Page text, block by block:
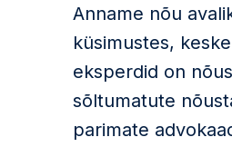
Anname nõu
küsimustes,
eksperdid on
sõltumatute
parimate